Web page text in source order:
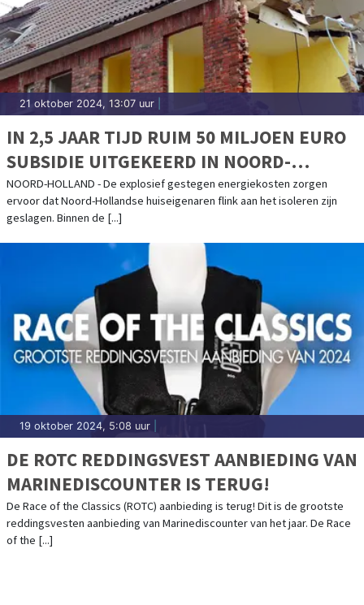
21 oktober 2024, 13:07 uur
IN 2,5 JAAR TIJD RUIM 50 MILJOEN EURO
SUBSIDIE UITGEKEERD IN NOORD-
HOLLAND VOOR WONINGISOLATIE
NOORD-HOLLAND - De explosief gestegen energiekosten zorgen
ervoor dat Noord-Hollandse huiseigenaren flink aan het isoleren zijn
geslagen. Binnen de [...]
19 oktober 2024, 5:08 uur
DE ROTC REDDINGSVEST AANBIEDING VAN
MARINEDISCOUNTER IS TERUG!
De Race of the Classics (ROTC) aanbieding is terug! Dit is de grootste
reddingsvesten aanbieding van Marinediscounter van het jaar. De Race
of the [...]